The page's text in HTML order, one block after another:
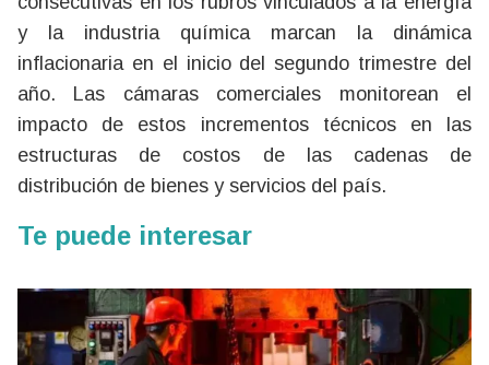
y la industria química marcan la dinámica
inflacionaria en el inicio del segundo trimestre del
año. Las cámaras comerciales monitorean el
impacto de estos incrementos técnicos en las
estructuras de costos de las cadenas de
distribución de bienes y servicios del país.
Te puede interesar